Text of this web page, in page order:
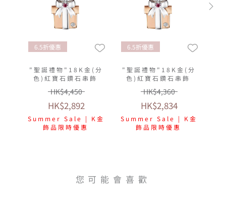
6.5折優惠
"聖誕禮物"18K金(分
色)紅寶石鑽石串飾
HK$4,450
HK$2,892
Summer Sale | K金
飾品限時優惠
6.5折優惠
"聖誕禮物"18K金(分
色)紅寶石鑽石串飾
HK$4,360
HK$2,834
Summer Sale | K金
飾品限時優惠
您可能會喜歡